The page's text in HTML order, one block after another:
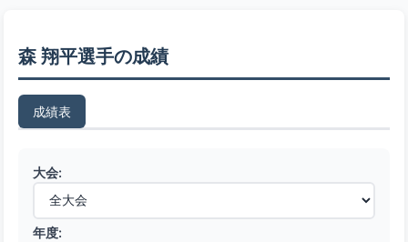
森 翔平選手の成績
成績表
大会:
年度: